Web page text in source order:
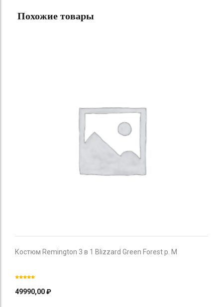
Похожие товары
Костюм Remington 3 в 1 Blizzard Green Forest р. M
49990,00₽